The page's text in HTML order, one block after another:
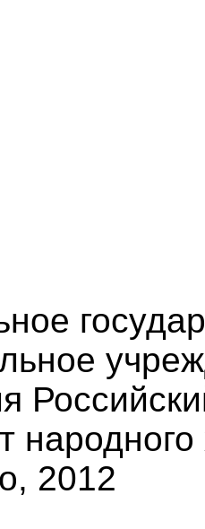
2012